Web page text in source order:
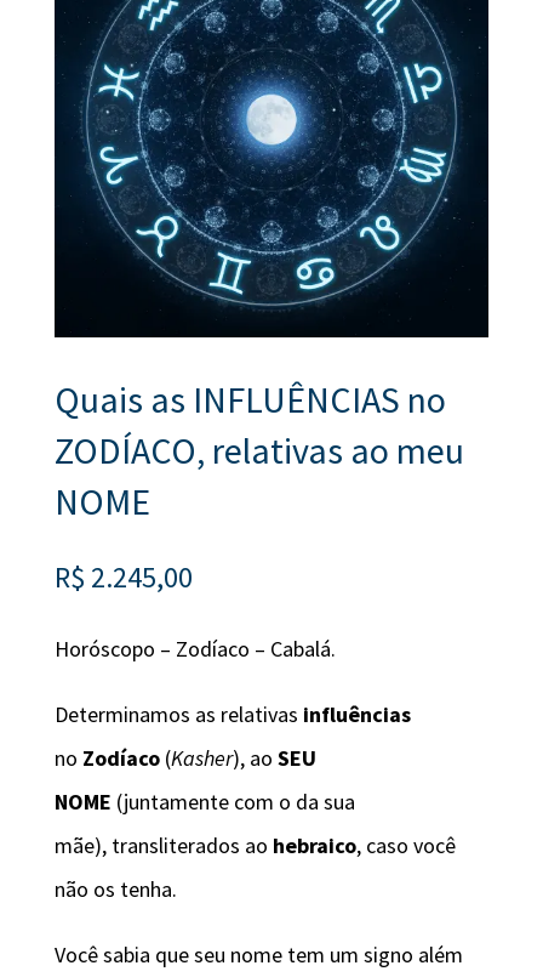
Quais as INFLUÊNCIAS no
ZODÍACO, relativas ao meu
NOME
R$ 2.245,00
Horóscopo – Zodíaco – Cabalá.
Determinamos as relativas influências
no Zodíaco(Kasher), ao SEU
NOME (juntamente com o da sua
mãe), transliterados ao hebraico, caso você
não os tenha.
Você sabia que seu nome tem um signo além